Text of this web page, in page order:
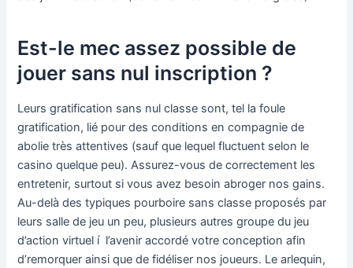
Est-le mec assez possible de
jouer sans nul inscription ?
Leurs gratification sans nul classe sont, tel la foule
gratification, lié pour des conditions en compagnie de
abolie très attentives (sauf que lequel fluctuent selon le
casino quelque peu). Assurez-vous de correctement les
entretenir, surtout si vous avez besoin abroger nos gains.
Au-delà des typiques pourboire sans classe proposés par
leurs salle de jeu un peu, plusieurs autres groupe du jeu
d’action virtuel í l’avenir accordé votre conception afin
d’remorquer ainsi que de fidéliser nos joueurs. Le arlequin,